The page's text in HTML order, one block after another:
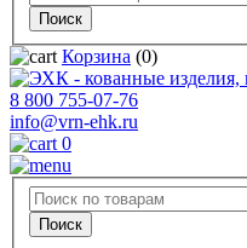
Корзина (0)
8 800 755-07-76
info@vrn-ehk.ru
0